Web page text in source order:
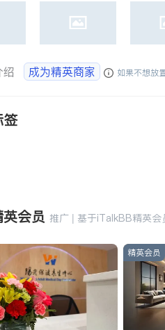
绍 成为精英商家 如果不想放
会员 推广 | 基于iTalkBB精英会
精英会员